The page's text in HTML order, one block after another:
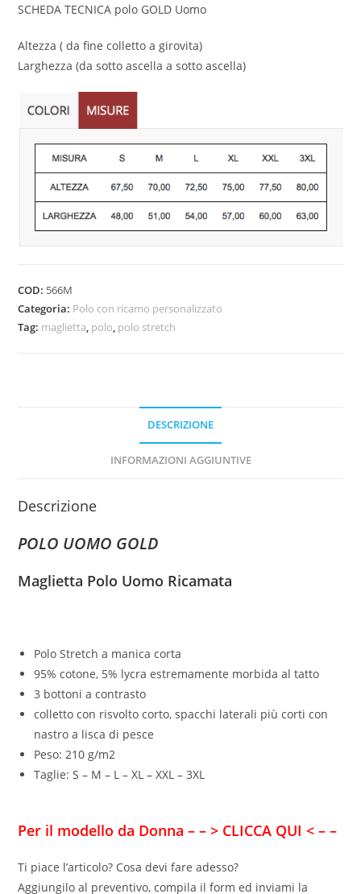
SCHEDA TECNICA polo GOLD Uomo
Altezza ( da fine colletto a girovita)
Larghezza (da sotto ascella a sotto ascella)
COD: 566M
Categoria: Polo con ricamo personalizzato
Tag: maglietta, polo, polo stretch
DESCRIZIONE
INFORMAZIONI AGGIUNTIVE
Descrizione
POLO UOMO GOLD
Maglietta Polo Uomo Ricamata
Polo Stretch a manica corta
95% cotone, 5% lycra estremamente morbida al tatto
3 bottoni a contrasto
colletto con risvolto corto, spacchi laterali più corti con
nastro a lisca di pesce
Peso: 210 g/m2
Taglie: S – M – L – XL – XXL – 3XL
Per il modello da Donna– – > CLICCA QUI < – –
Ti piace l’articolo? Cosa devi fare adesso?
Aggiungilo al preventivo, compila il form ed inviami la